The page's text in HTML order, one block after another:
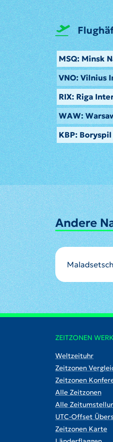
MSQ: Minsk
VNO: Vilnius
RIX: Riga
WAW:
KBP:
Andere
ZEITZONEN
Weltzeituhr
Zeitzonen
Zeitzonen
Alle Zeitzonen
Alle
UTC-Offset
Zeitzonen Karte